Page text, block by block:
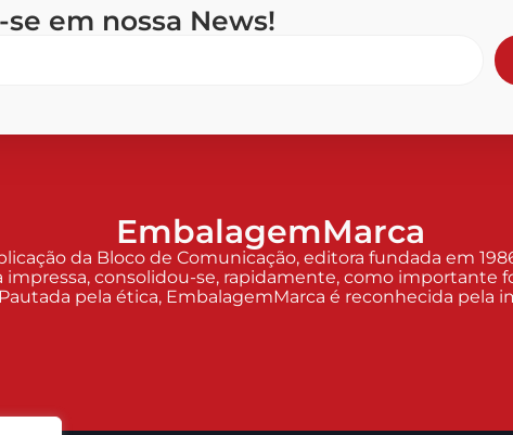
se em nossa News!
EmbalagemMarca
da Bloco de Comunicação, editora fundada em
impressa, consolidou-se, rapidamente, como importante
pela ética, EmbalagemMarca é reconhecida pela